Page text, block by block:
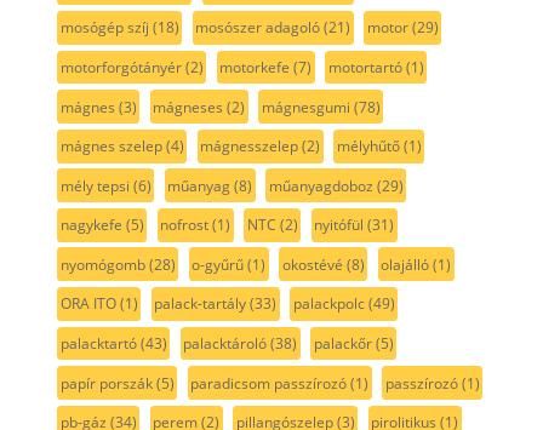
mosógép szíj (18) mosószer adagoló(21) motor(29)
motorforgótányér(2) motorkefe (7) motortartó(1)
mágnes (3) mágneses (2) mágnesgumi (78)
mágnes szelep(4) mágnesszelep(2) mélyhűtő(1)
mély tepsi (6) műanyag(8) műanyagdoboz (29)
nagykefe (5) nofrost(1) NTC (2) nyitófül (31)
nyomógomb(28) o-gyűrű(1) okostévé (8) olajálló(1)
ORA ITO(1) palack-tartály(33) palackpolc(49)
palacktartó(43) palacktároló(38) palackőr(5)
papír porszák(5) paradicsom passzírozó(1) passzírozó(1)
pb-gáz (34) perem(2) pillangószelep(3) pirolitikus (1)